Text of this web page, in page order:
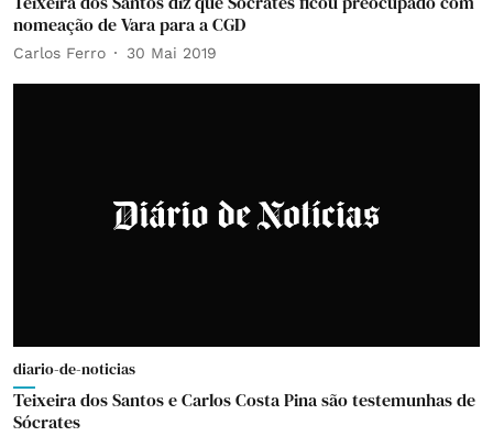
nomeação de Vara para a CGD
Carlos Ferro 30 Mai 2019
diario-de-noticias
Teixeira dos Santos e Carlos Costa Pina são testemunhas de
Sócrates